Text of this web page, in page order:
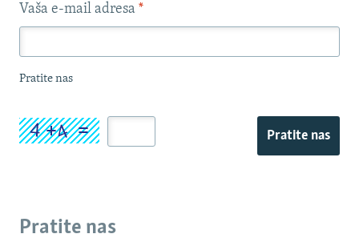
Vaša e-mail adresa *
Pratite nas
Pratite nas
Pratite nas